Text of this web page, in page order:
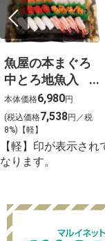
魚屋の本まぐろ
中とろ地魚入
上生寿司 宴
（うたげ）わさ
び抜き【g-2】
本体価格6,980円
(税込価格7,538円／税
8%)【軽】
【軽】印が表示さ
なります。